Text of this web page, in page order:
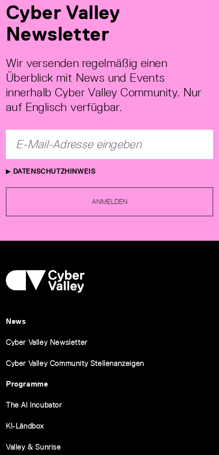
Cyber Valley
Newsletter
Wir versenden regelmäßig einen
Überblick mit News und Events
innerhalb Cyber Valley Community. Nur
auf Englisch verfügbar.
DATENSCHUTZHINWEIS
ANMELDEN
News
Cyber Valley Newsletter
Cyber Valley Community Stellenanzeigen
Programme
The AI Incubator
KI-Ländbox
Valley & Sunrise